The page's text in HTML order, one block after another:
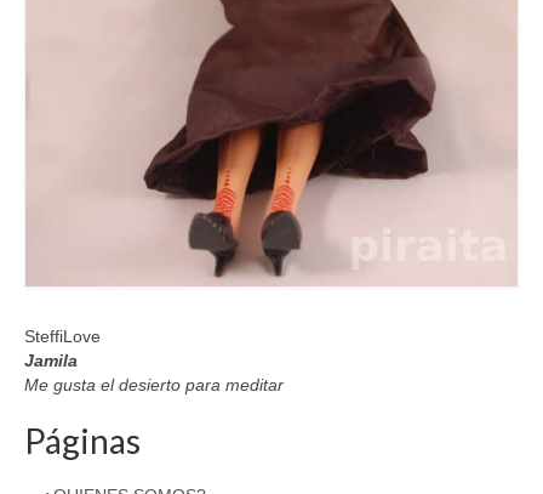
SteffiLove
Jamila
Me gusta el desierto para meditar
Páginas